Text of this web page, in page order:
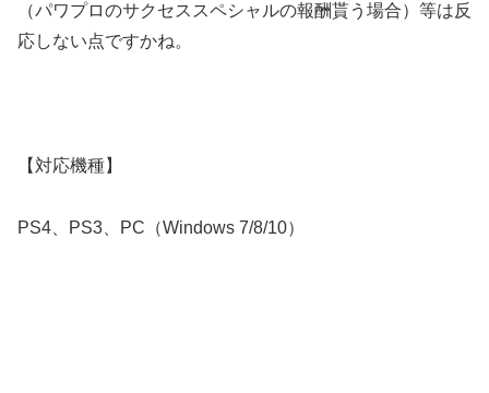
（パワプロのサクセススペシャルの報酬貰う場合）等は反
応しない点ですかね。
【対応機種】
PS4、PS3、PC（Windows 7/8/10）